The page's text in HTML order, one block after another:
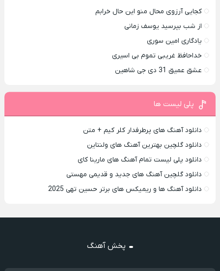
کجایی آرزوی محال منو این حال خرابم
از شب بپرسید یوسف زمانی
یادگاری امین سوری
خداحافظ غریبی تموم بی اسیری
عشق عمیق 31 دی جی شاهین
پلی لیست ها
دانلود آهنگ های پرطرفدار کلر کیم + متن
دانلود گلچین بهترین آهنگ های ولنتاین
دانلود پلی لیست تمام آهنگ های مارینا کای
دانلود گلچین آهنگ های جدید و قدیمی مهستی
دانلود آهنگ ها و ریمیکس های برتر حسین تهی 2025
پخش آهنگ